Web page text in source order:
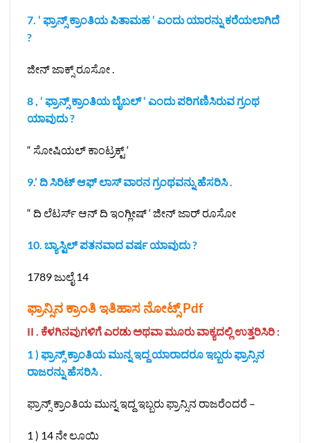
7. ‘ ಫ್ರಾನ್ಸ್ ಕ್ರಾಂತಿಯ ಪಿತಾಮಹ ‘ ಎಂದು ಯಾರನ್ನು ಕರೆಯಲಾಗಿದೆ
?
ಜೀನ್ ಜಾಕ್ಸ್ ರೂಸೋ .
8 , ‘ ಫ್ರಾನ್ಸ್ ಕ್ರಾಂತಿಯ ಬೈಬಲ್ ‘ ಎಂದು ಪರಿಗಣಿಸಿರುವ ಗ್ರಂಥ
ಯಾವುದು ?
“ ಸೋಷಿಯಲ್ ಕಾಂಟ್ರಕ್ಟ್ ‘
9.’ ದಿ ಸಿರಿಟ್ ಆಫ್ ಲಾಸ್ ವಾರನ ಗ್ರಂಥವನ್ನು ಹೆಸರಿಸಿ .
“ ದಿ ಲೆಟರ್ಸ್ ಆನ್ ದಿ ಇಂಗ್ಲೀಷ್ ‘ ಜೀನ್ ಜಾರ್ ರೂಸೋ
10. ಬ್ಯಾಸ್ಟಿಲ್ ಪತನವಾದ ವರ್ಷ ಯಾವುದು ?
1789 ಜುಲೈ 14
ಫ್ರಾನ್ಸಿನ ಕ್ರಾಂತಿ‌ ಇತಿಹಾಸ ನೋಟ್ಸ್ Pdf
II . ಕೆಳಗಿನವುಗಳಿಗೆ ಎರಡು ಅಥವಾ ಮೂರು ವಾಕ್ಯದಲ್ಲಿ ಉತ್ತರಿಸಿರಿ :
1 ) ಫ್ರಾನ್ಸ್ ಕ್ರಾಂತಿಯ ಮುನ್ನ ಇದ್ದ ಯಾರಾದರೂ ಇಬ್ಬರು ಫ್ರಾನ್ಸಿನ
ರಾಜರನ್ನು ಹೆಸರಿಸಿ .
ಫ್ರಾನ್ಸ್ ಕ್ರಾಂತಿಯ ಮುನ್ನ ಇದ್ದ ಇಬ್ಬರು ಫ್ರಾನ್ಸಿನ ರಾಜರೆಂದರೆ –
1 ) 14 ನೇ ಲೂಯಿ